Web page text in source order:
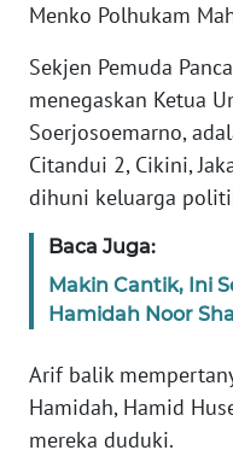
Menko Polhukam
Sekjen Pemuda
menegaskan Ketua
Soerjosoemarno,
Citandui 2, Cikini,
dihuni keluarga
Baca Juga:
Makin Cantik, Ini
Hamidah Noor
Arif balik
Hamidah, Hamid
mereka duduki.
KARIR
DISCLAIMER
Wahana
News
Regional
WN
SUMUT
JAKARTA
WN